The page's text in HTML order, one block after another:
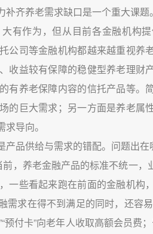
齐养老需求缺口是一个重大课题。
有作为，但从目前各金融机构
公司等金融机构都越来越重视养
收益较有保障的稳健型养老理财
有养老保障内容的信托产品等。
的巨大需求；另一方面是养老属
导向。
品供给与需求的错配。问题出在
前，养老金融产品的标准不统一
一些看起来跑在前面的金融机构
需求在得不到满足的同时，还容
预付卡”向老年人收取高额会员费